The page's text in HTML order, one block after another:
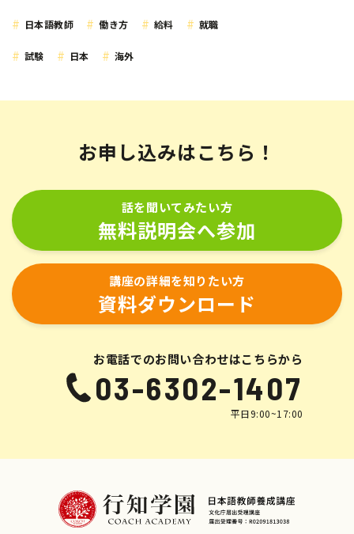
日本語教師 働き方 給料 就職
試験 日本 海外
お申し込みはこちら！
話を聞いてみたい方
無料説明会へ参加
講座の詳細を知りたい方
資料ダウンロード
お電話でのお問い合わせはこちらから
03-6302-1407
平日9:00~17:00